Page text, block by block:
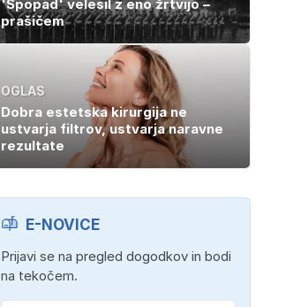
'Spopad' velesil z eno žrtvijo –
prašičem
OGLAS
Dobra estetska kirurgija ne
ustvarja filtrov, ustvarja naravne
rezultate
E-NOVICE
Prijavi se na pregled dogodkov in bodi
na tekočem.